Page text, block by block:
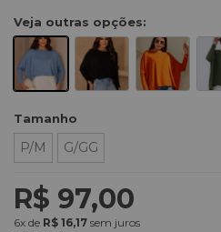
Veja outras opções:
Tamanho
P/M G/GG
R$ 97,00
6x de R$ 16,17 sem juros